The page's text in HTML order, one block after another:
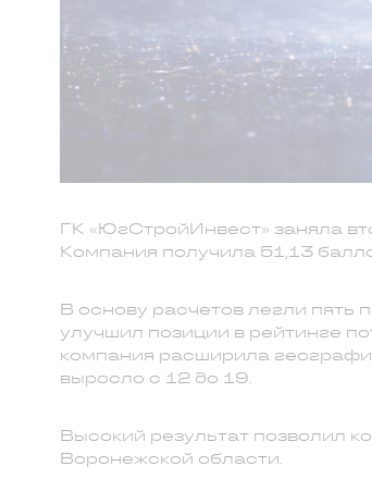
ГК «ЮгСтройИнвест» заняла
Компания получила 51,13
В основу расчетов легли пять
улучшил позиции в рейтинге
компания расширила
выросло с 12 до 19.
Высокий результат позволил
Воронежской области.